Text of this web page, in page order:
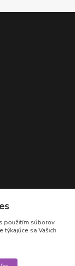
s použitím súborov
týkajúce sa Vašich